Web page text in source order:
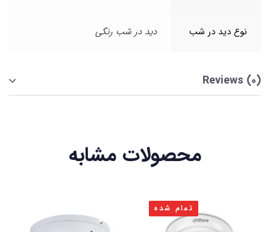
نوع دید در شب دید در شب رنگی
Reviews (0)
محصولات مشابه
تمام شده